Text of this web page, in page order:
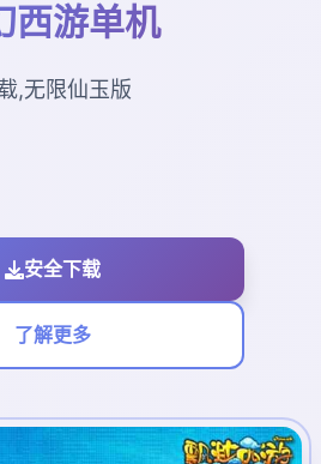
西游单机
,无限仙玉版
安全下载
了解更多